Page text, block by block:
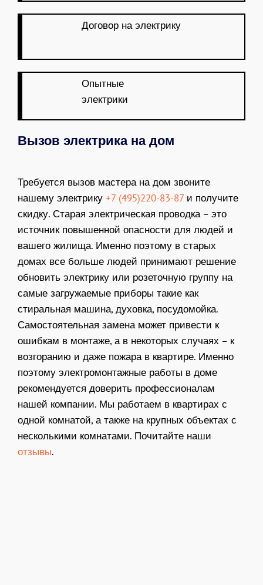
Договор на электрику
Опытные
электрики
Вызов электрика на дом
Требуется вызов мастера на дом звоните
нашему электрику +7 (495)220-83-87и получите
скидку. Старая электрическая проводка – это
источник повышенной опасности для людей и
вашего жилища. Именно поэтому в старых
домах все больше людей принимают решение
обновить электрику или розеточную группу на
самые загружаемые приборы такие как
стиральная машина, духовка, посудомойка.
Самостоятельная замена может привести к
ошибкам в монтаже, а в некоторых случаях – к
возгоранию и даже пожара в квартире. Именно
поэтому электромонтажные работы в доме
рекомендуется доверить профессионалам
нашей компании. Мы работаем в квартирах с
одной комнатой, а также на крупных объектах с
несколькими комнатами. Почитайте наши
отзывы.